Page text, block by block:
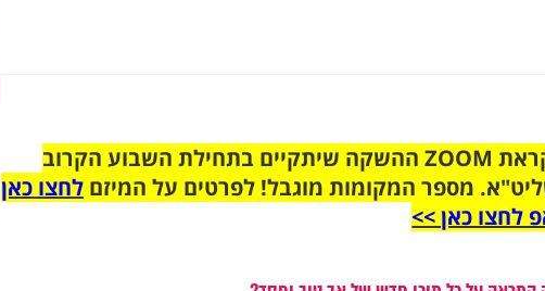
הצטרפו לקבוצת הוואטסאפ לקראת ZOOM ההשקה שיתקיים בתחילת השבוע הקרוב
מספר המקומות מוגבל! לפרטים על המיזם לחצו כאן
לחצו כאן >>